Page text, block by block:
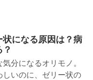
になる原因は？病
分になるオリモノ。
しいのに、ゼリー状の